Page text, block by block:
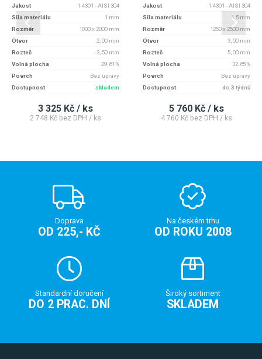
Jakost
1.4301 - AISI 304
Síla materiálu
1 mm
Rozměr
1000 x 2000 mm
Otvor
2, 00 mm
Rozteč
3, 50 mm
Volná plocha
29.61 %
Povrch
Bez úpravy
Dostupnost
skladem
3 325 Kč / ks
2 748 Kč bez DPH / ks
Jakost
1.4301 - AISI 304
Síla materiálu
1.5 mm
Rozměr
1250 x 2500 mm
Otvor
3, 00 mm
Rozteč
5, 00 mm
Volná plocha
32.65 %
Povrch
Bez úpravy
Dostupnost
do 3 týdnů
5 760 Kč / ks
4 760 Kč bez DPH / ks
Doprava
OD 225,- KČ
Na českém trhu
OD ROKU 2008
Standardní doručení
DO 2 PRAC. DNÍ
Široký sortiment
SKLADEM